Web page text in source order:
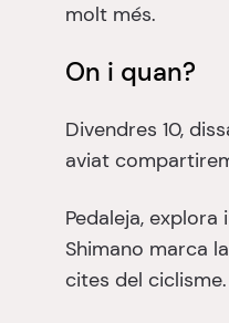
molt més.
On i quan?
Divendres 10,
aviat
Pedaleja,
Shimano marca
cites del ciclisme.